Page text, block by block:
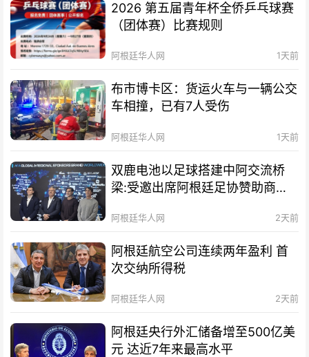
2026 第五届青年杯全侨乒乓球赛
（团体赛）比赛规则
阿根廷华人网 1天前
布市博卡区：货运火车与一辆公交
车相撞，已有7人受伤
阿根廷华人网 1天前
双鹿电池以足球搭建中阿交流桥
梁:受邀出席阿根廷足协赞助商招
阿根廷华人网 2天前
阿根廷航空公司连续两年盈利 首
次交纳所得税
阿根廷华人网 2天前
阿根廷央行外汇储备增至500亿美
元 达近7年来最高水平